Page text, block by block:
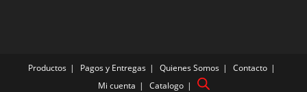
Productos Pagos y Entregas Quienes Somos
Contacto
Mi cuenta
Catalogo